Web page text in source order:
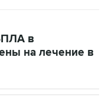
в
на лечение в